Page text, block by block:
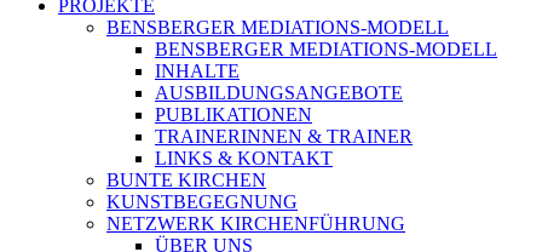
PROJEKTE
BENSBERGER MEDIATIONS-MODELL
BENSBERGER MEDIATIONS-MODELL
INHALTE
AUSBILDUNGSANGEBOTE
PUBLIKATIONEN
TRAINERINNEN & TRAINER
LINKS & KONTAKT
BUNTE KIRCHEN
KUNSTBEGEGNUNG
NETZWERK KIRCHENFÜHRUNG
ÜBER UNS